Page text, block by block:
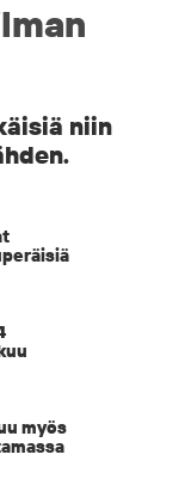
niin
myös